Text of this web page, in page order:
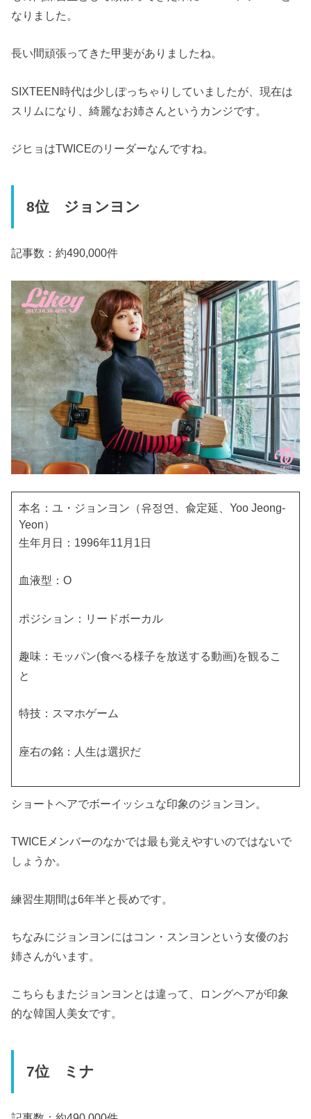
なりました。
長い間頑張ってきた甲斐がありましたね。
SIXTEEN時代は少しぽっちゃりしていましたが、現在は
スリムになり、綺麗なお姉さんというカンジです。
ジヒョはTWICEのリーダーなんですね。
8位 ジョンヨン
記事数：約490,000件
本名：ユ・ジョンヨン（유정연、兪定延、Yoo Jeong-
Yeon）
生年月日：1996年11月1日
血液型：O
ポジション：リードボーカル
趣味：モッパン(食べる様子を放送する動画)を観るこ
と
特技：スマホゲーム
座右の銘：人生は選択だ
ショートヘアでボーイッシュな印象のジョンヨン。
TWICEメンバーのなかでは最も覚えやすいのではないで
しょうか。
練習生期間は6年半と長めです。
ちなみにジョンヨンにはコン・スンヨンという女優のお
姉さんがいます。
こちらもまたジョンヨンとは違って、ロングヘアが印象
的な韓国人美女です。
7位 ミナ